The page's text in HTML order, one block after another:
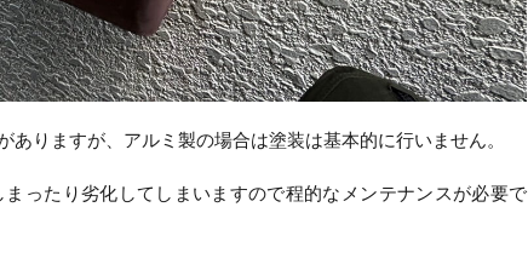
りますが、アルミ製の場合は塗装は基本的に行いません。
ったり劣化してしまいますので程的なメンテナンスが必要で